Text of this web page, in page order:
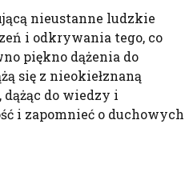
nieustanne ludzkie
i odkrywania tego, co
piękno dążenia do
się z nieokiełznaną
dążąc do wiedzy i
i zapomnieć o duchowych